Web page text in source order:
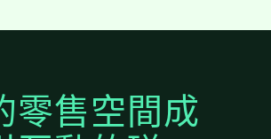
零售空間成